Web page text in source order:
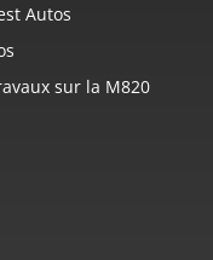
Autos
sur la M820